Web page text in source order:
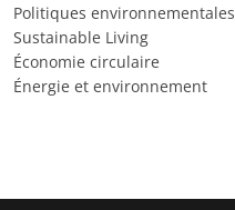
Politiques environnementales
Sustainable Living
Économie circulaire
Énergie et environnement